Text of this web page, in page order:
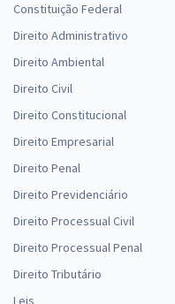
Constituição Federal
Direito Administrativo
Direito Ambiental
Direito Civil
Direito Constitucional
Direito Empresarial
Direito Penal
Direito Previdenciário
Direito Processual Civil
Direito Processual Penal
Direito Tributário
Leis